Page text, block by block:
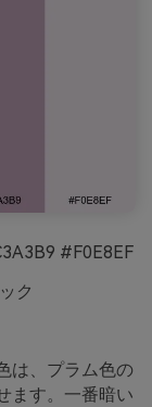
#F0E8EF
ク
は、プラム色の
ます。一番暗い